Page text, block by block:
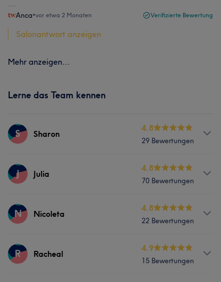
Anca•vor etwa 2 Monaten Verifizierte Bewertung
Salonantwort anzeigen
Mehr anzeigen...
Lerne das Team kennen
S Sharon
4.8
29 Bewertungen
Services
J Julia
4.8
70 Bewertungen
Services
Was unsere Kunden über Julia sagen
N Nicoleta
4.8
22 Bewertungen
Services
R Racheal
4.9
15 Bewertungen